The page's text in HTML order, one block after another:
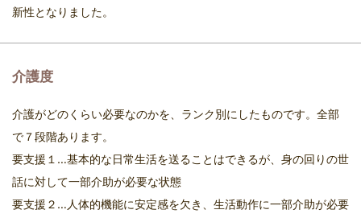
新性となりました。
介護度
介護がどのくらい必要なのかを、ランク別にしたものです。全部
で７段階あります。
要支援１…基本的な日常生活を送ることはできるが、身の回りの世
話に対して一部介助が必要な状態
要支援２…人体的機能に安定感を欠き、生活動作に一部介助が必要